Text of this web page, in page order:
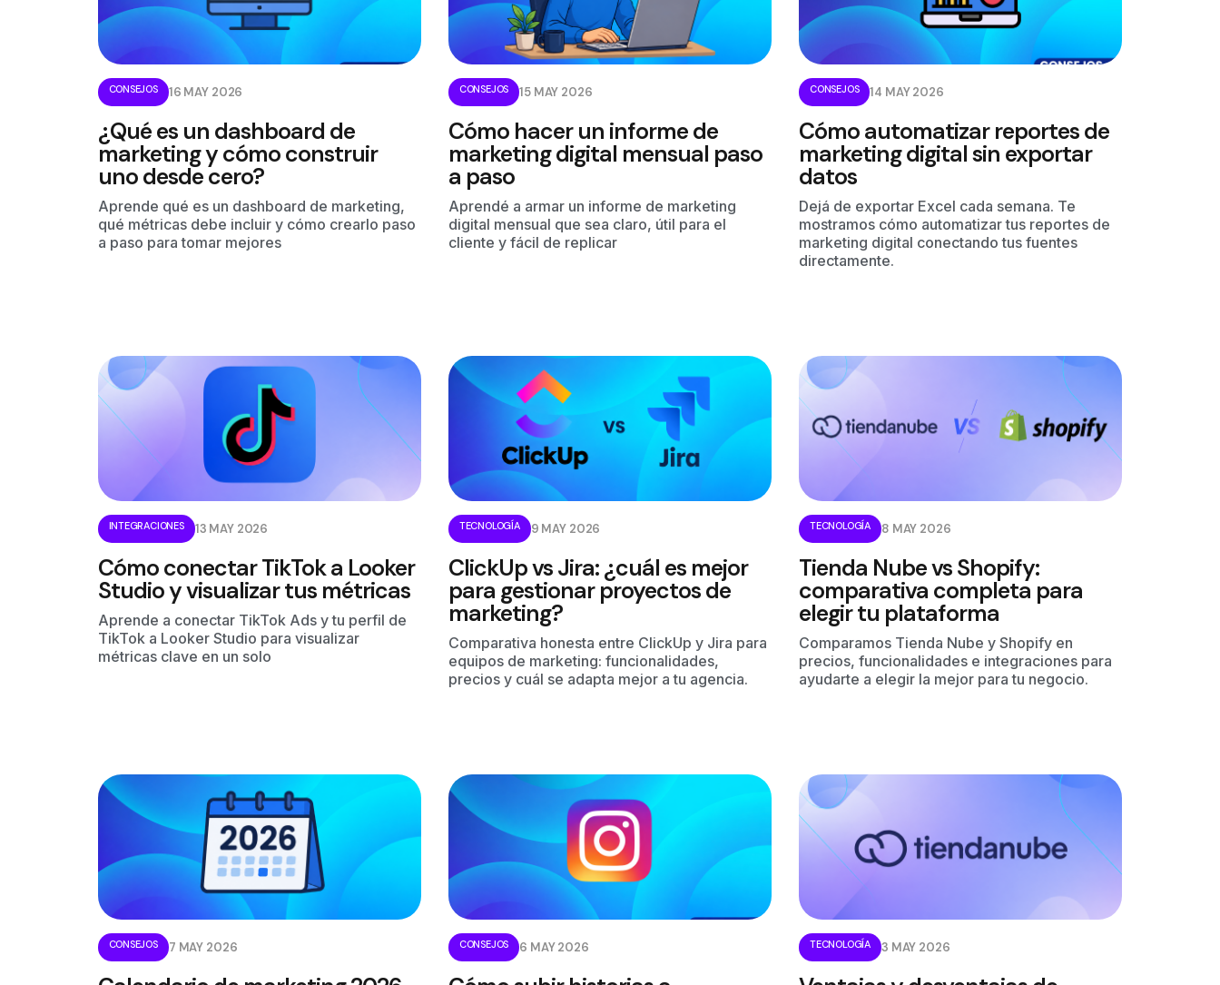
CONSEJOS 16 MAY 2026
¿Qué es un dashboard de
marketing y cómo construir
uno desde cero?
Aprende qué es un dashboard de marketing,
qué métricas debe incluir y cómo crearlo paso
a paso para tomar mejores
CONSEJOS 15 MAY 2026
Cómo hacer un informe de
marketing digital mensual paso
a paso
Aprendé a armar un informe de marketing
digital mensual que sea claro, útil para el
cliente y fácil de replicar
CONSEJOS 14 MAY 2026
Cómo automatizar reportes de
marketing digital sin exportar
datos
Dejá de exportar Excel cada semana. Te
mostramos cómo automatizar tus reportes de
marketing digital conectando tus fuentes
directamente.
INTEGRACIONES 13 MAY 2026
Cómo conectar TikTok a Looker
Studio y visualizar tus métricas
Aprende a conectar TikTok Ads y tu perfil de
TikTok a Looker Studio para visualizar
métricas clave en un solo
TECNOLOGÍA 9 MAY 2026
ClickUp vs Jira: ¿cuál es mejor
para gestionar proyectos de
marketing?
Comparativa honesta entre ClickUp y Jira para
equipos de marketing: funcionalidades,
precios y cuál se adapta mejor a tu agencia.
TECNOLOGÍA 8 MAY 2026
Tienda Nube vs Shopify:
comparativa completa para
elegir tu plataforma
Comparamos Tienda Nube y Shopify en
precios, funcionalidades e integraciones para
ayudarte a elegir la mejor para tu negocio.
CONSEJOS 7 MAY 2026 CONSEJOS 6 MAY 2026 TECNOLOGÍA 3 MAY 2026